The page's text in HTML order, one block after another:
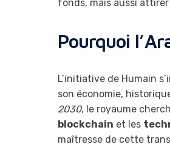
fonds, mais aussi
Pourquoi
L’initiative de Humain
son économie,
2030, le royaume
blockchain et les
maîtresse de cette